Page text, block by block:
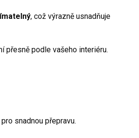
, což výrazně usnadňuje
přesně podle vašeho interiéru.
snadnou přepravu.